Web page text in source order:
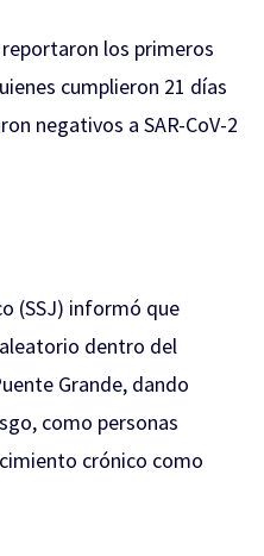
los primeros
cumplieron 21 días
negativos a SAR-CoV-2
(SSJ) informó que
dentro del
Grande, dando
como personas
crónico como